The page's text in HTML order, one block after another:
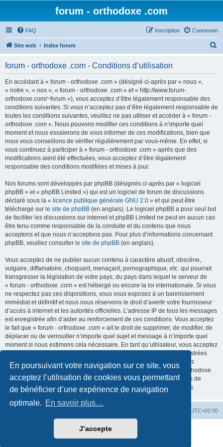
En poursuivant votre navigation sur ce site, vous
acceptez l’utilisation de cookies vous permettant
de bénéficier d’une expérience de navigation
optimale. En savoir plus…
J’accepte
forum - orthodoxe .com
FAQ Connexion
Inscription
Site web Index forum
forum - orthodoxe .com - Conditions d’utilisation
En accédant à « forum - orthodoxe .com » (désigné ci-après par « nous »,
« notre », « nos », « forum - orthodoxe .com » et « http://www.forum-
orthodoxe.com/~forum »), vous acceptez d’être légalement responsable des
conditions suivantes. Si vous n’acceptez pas d’être légalement responsable de
toutes les conditions suivantes, veuillez ne pas utiliser et accéder à « forum -
orthodoxe .com ». Nous pouvons modifier ces conditions à n’importe quel
moment et nous essaierons de vous informer de ces modifications, bien que
nous vous conseillons de vérifier régulièrement par vous-même. En effet, si
vous continuez à participer à « forum - orthodoxe .com » après que des
modifications aient été effectuées, vous acceptez d’être légalement
responsable des conditions modifiées et mises à jour.
Nos forums sont développés par phpBB (désignés ci-après par « logiciel
phpBB » et « phpBB Limited ») qui est un logiciel de forum de discussions
déclaré sous la « licence publique générale GNU 2.0 » et qui peut être
téléchargé sur le site de phpBB (en anglais). Le logiciel phpBB a pour seul but
de faciliter les discussions sur internet et phpBB Limited ne peut en aucun cas
être tenu comme responsable de la conduite et du contenu que nous
acceptons et que nous n’acceptons pas. Pour plus d’informations concernant
phpBB, veuillez consulter le site de phpBB (en anglais).
Vous acceptez de ne publier aucun contenu à caractère abusif, obscène,
vulgaire, diffamatoire, choquant, menaçant, pornographique, etc. qui pourrait
transgresser la législation de votre pays, du pays dans lequel le serveur de
« forum - orthodoxe .com » est hébergé ou encore la loi internationale. Si vous
ne respectez pas ces dispositions, vous vous exposez à un bannissement
immédiat et définitif et nous nous réservons le droit d’avertir votre fournisseur
d’accès à internet et les autorités officielles. L’adresse IP de tous les messages
est enregistrée afin d’aider au renforcement de ces conditions. Vous acceptez
le fait que « forum - orthodoxe .com » ait le droit de supprimer, de modifier, de
déplacer ou de verrouiller n’importe quel sujet et message à n’importe quel
moment si nous estimons cela nécessaire. En tant qu’utilisateur, vous acceptez
que toutes les informations que vous avez renseignées soient enregistrées
dans notre base de données. Bien que ces informations ne seront pas
diffusées à une tierce partie sans votre consentement, ni « forum - orthodoxe
.com », ni phpBB, ne pourront être tenus comme responsables en cas de
tentative de piratage informatique visant à compromettre vos données.
UTC+02:00
phpBB® Forum Software © phpBB Limited
©